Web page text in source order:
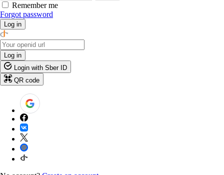
Remember me
Forgot password
Log in
Log in
Login with Sber ID
QR code